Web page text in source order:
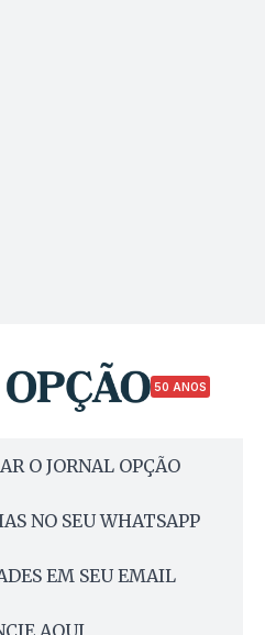
50 ANOS
O JORNAL OPÇÃO
NO SEU WHATSAPP
EM SEU EMAIL
AQUI